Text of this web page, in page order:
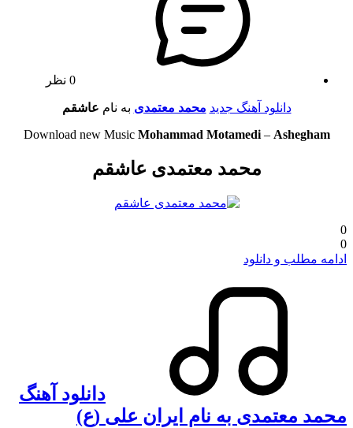
دانلود آهنگ جدید محمد معتمدی به نام عاشقم
Download new Music Mohammad Motamedi– Ashegham
محمد معتمدی عاشقم
0
0
ادامه مطلب و دانلود
دانلود آهنگ
محمد معتمدی به نام ایران علی (ع)